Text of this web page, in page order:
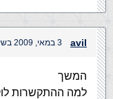
avil 3 במאי, 2009 בשעה 2:22 pm
המשך